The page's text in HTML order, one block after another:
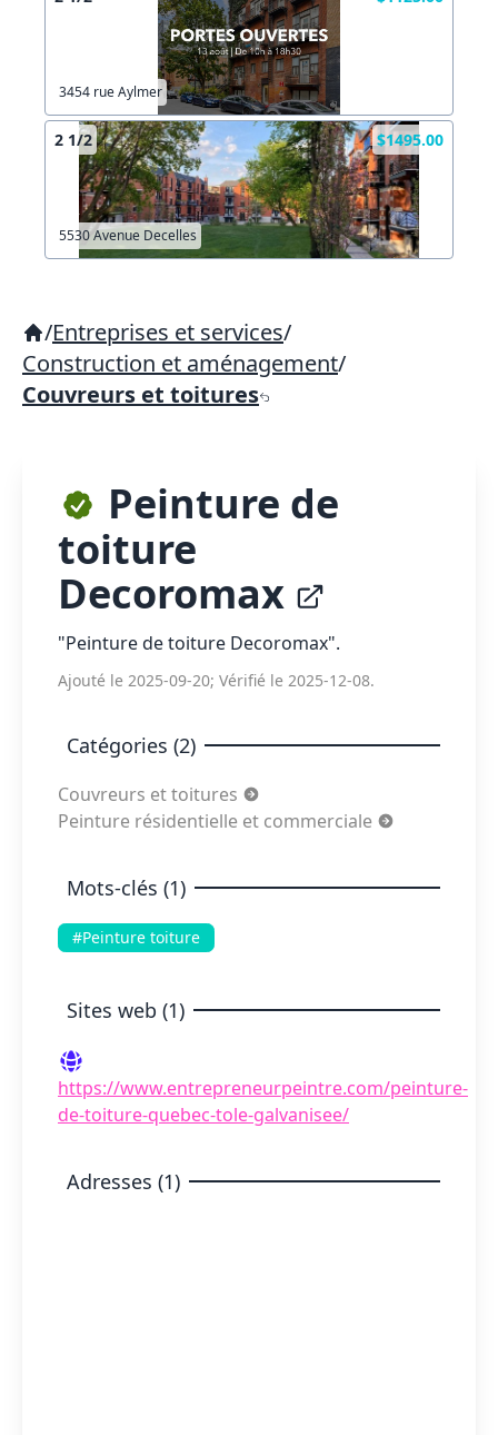
3454 rue Aylmer
2 1/2 $1495.00
5530 Avenue Decelles
/Entreprises et services/
Construction et aménagement/
Couvreurs et toitures
Peinture de
toiture
Decoromax
"Peinture de toiture Decoromax".
Ajouté le 2025-09-20; Vérifié le 2025-12-08.
Catégories (2)
Couvreurs et toitures
Peinture résidentielle et commerciale
Mots-clés (1)
#Peinture toiture
Sites web (1)
https://www.entrepreneurpeintre.com/peinture-
de-toiture-quebec-tole-galvanisee/
Adresses (1)